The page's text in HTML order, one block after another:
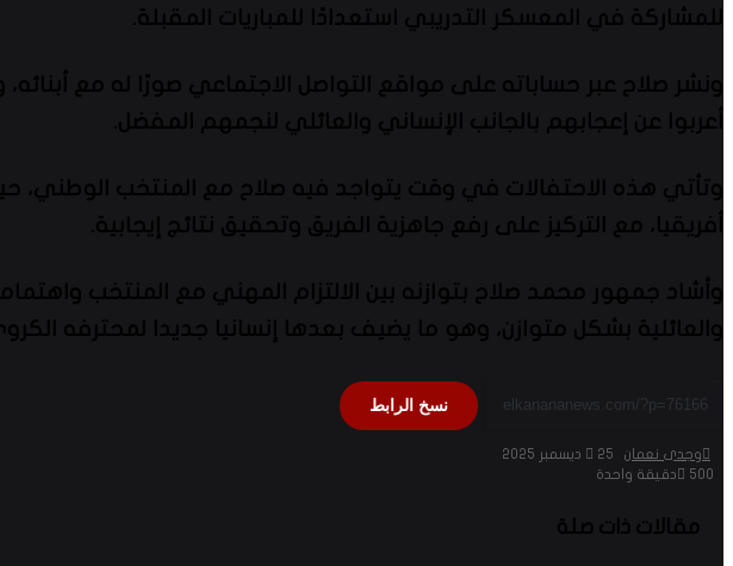
للمشاركة في المعسكر التدريبي استعدادًا للمباريات المقبلة.
ونشر صلاح عبر حساباته على مواقع التواصل الاجتماعي صورًا له مع
أعربوا عن إعجابهم بالجانب الإنساني والعائلي لنجمهم المفضل.
وتأتي هذه الاحتفالات في وقت يتواجد فيه صلاح مع المنتخب الوطني،
أفريقيا، مع التركيز على رفع جاهزية الفريق وتحقيق نتائج إيجابية.
وأشاد جمهور محمد صلاح بتوازنه بين الالتزام المهني مع المنتخب
والعائلية بشكل متوازن، وهو ما يضيف بعدها إنسانيا جديدا لمحترفه
نسخ الرابط
وجدى نعمان
25 ديسمبر 2025
500
دقيقة واحدة
مقالات ذات صلة